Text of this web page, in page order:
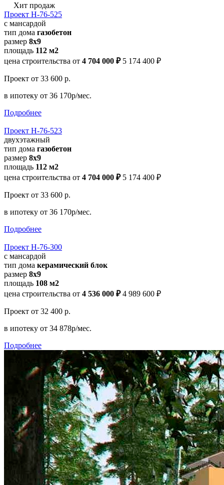
Хит продаж
Проект Н-76-525
с мансардой
тип дома газобетон
размер 8х9
площадь 112 м2
цена строительства от 4 704 000 ₽ 5 174 400 ₽
Проект от 33 600 р.
в ипотеку от 36 170р/мес.
Подробнее
Проект Н-76-523
двухэтажный
тип дома газобетон
размер 8х9
площадь 112 м2
цена строительства от 4 704 000 ₽ 5 174 400 ₽
Проект от 33 600 р.
в ипотеку от 36 170р/мес.
Подробнее
Проект Н-76-300
с мансардой
тип дома керамический блок
размер 8x9
площадь 108 м2
цена строительства от 4 536 000 ₽ 4 989 600 ₽
Проект от 32 400 р.
в ипотеку от 34 878р/мес.
Подробнее